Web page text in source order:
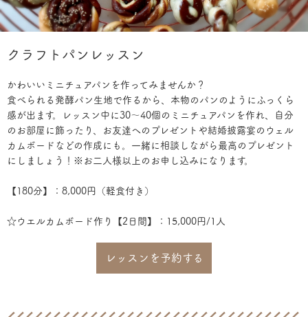
クラフトパンレッスン
かわいいミニチュアパンを作ってみませんか？
食べられる発酵パン生地で作るから、本物のパンのようにふっくら
感が出ます。レッスン中に30〜40個のミニチュアパンを作れ、自分
のお部屋に飾ったり、お友達へのプレゼントや結婚披露宴のウェル
カムボードなどの作成にも。一緒に相談しながら最高のプレゼント
にしましょう！※お二人様以上のお申し込みになります。
【180分】：8,000円（軽食付き）
☆ウエルカムボード作り【2日間】：15,000円/1人
レッスンを予約する